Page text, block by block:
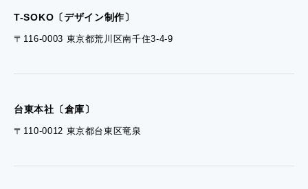
T-SOKO〔デザイン制作〕
〒116-0003 東京都荒川区南千住3-4-9
台東本社〔倉庫〕
〒110-0012 東京都台東区竜泉